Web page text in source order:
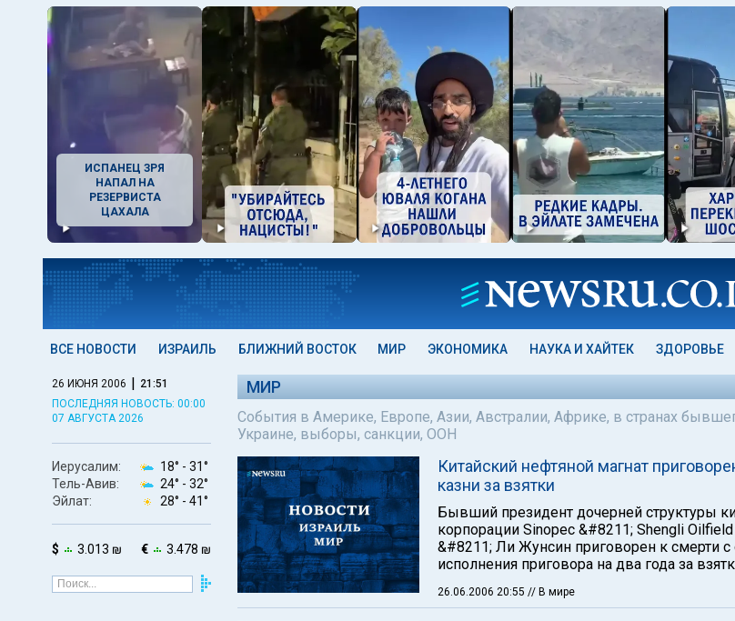
ИСПАНЕЦ ЗРЯ
НАПАЛ НА
РЕЗЕРВИСТА
ЦАХАЛА
ВСЕ НОВОСТИ ИЗРАИЛЬ БЛИЖНИЙ ВОСТОК МИР ЭКОНОМИКА НАУКА И ХАЙТЕК ЗДОРОВЬЕ
26 ИЮНЯ 2006 | 21:51
ПОСЛЕДНЯЯ НОВОСТЬ: 00:00
07 АВГУСТА 2026
Иерусалим: 18° - 31°
Тель-Авив:
24° - 32°
Эйлат:
28° - 41°
$ 3.013 ₪ € 3.478 ₪
МИР
События в Америке, Европе, Азии, Австралии, Африке, в странах
Украине, выборы, санкции, ООН
Китайский нефтяной магнат
казни за взятки
Бывший президент дочерней структуры
корпорации Sinopec &#8211; Shengli Oilfield
&#8211; Ли Жунсин приговорен к смерти с
исполнения приговора на два года за
26.06.2006 20:55 // В мире